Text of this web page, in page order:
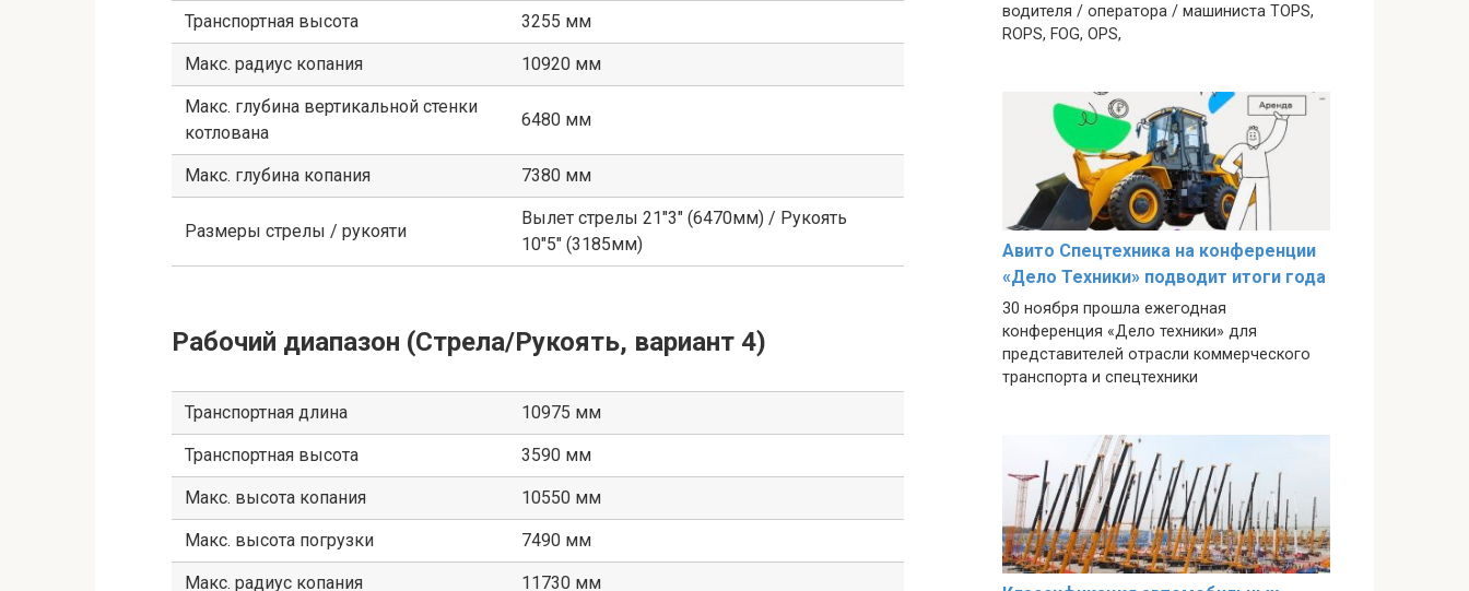
Транспортная высота 3255 мм
Макс. радиус копания 10920 мм
Макс. глубина вертикальной стенки
котлована
6480 мм
Макс. глубина копания 7380 мм
Размеры стрелы / рукояти
Вылет стрелы 21″3″ (6470мм) / Рукоять
10″5″ (3185мм)
Рабочий диапазон (Стрела/Рукоять, вариант 4)
Транспортная длина 10975 мм
Транспортная высота 3590 мм
Макс. высота копания 10550 мм
Макс. высота погрузки 7490 мм
Макс. радиус копания 11730 мм
водителя / оператора / машиниста TOPS,
ROPS, FOG, OPS,
Авито Спецтехника на конференции
«Дело Техники» подводит итоги года
30 ноября прошла ежегодная
конференция «Дело техники» для
представителей отрасли коммерческого
транспорта и спецтехники